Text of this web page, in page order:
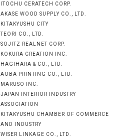
ITOCHU CERATECH CORP.
AKASE WOOD SUPPLY CO., LTD.
KITAKYUSHU CITY
TEORI CO., LTD.
SOJITZ REALNET CORP.
KOKURA CREATION INC.
HAGIHARA & CO., LTD.
AOBA PRINTING CO., LTD.
MARUSO INC.
JAPAN INTERIOR INDUSTRY
ASSOCIATION
KITAKYUSHU CHAMBER OF COMMERCE
AND INDUSTRY
WISER LINKAGE CO., LTD.